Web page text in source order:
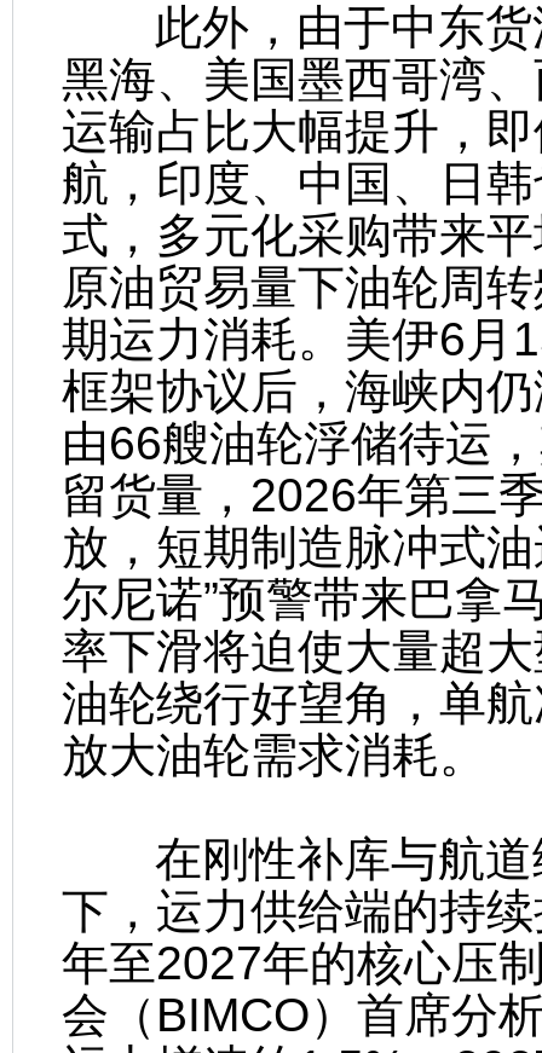
此外，由于中东货
黑海、美国墨西哥湾
运输占比大幅提升，
航，印度、中国、日
式，多元化采购带来
原油贸易量下油轮周
期运力消耗。美伊6月
框架协议后，海峡内
由66艘油轮浮储待运
留货量，2026年第三
放，短期制造脉冲式
尔尼诺”预警带来巴拿
率下滑将迫使大量超
油轮绕行好望角，单
放大油轮需求消耗。
在刚性补库与航道
下，运力供给端的持
年至2027年的核心压
会（BIMCO）首席分